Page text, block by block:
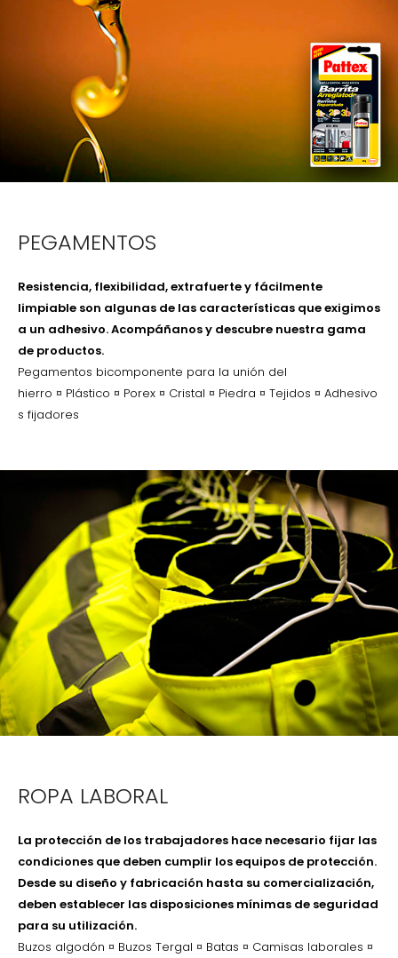
PEGAMENTOS
Resistencia, flexibilidad, extrafuerte y fácilmente
limpiable son algunas de las características que exigimos
a un adhesivo.Acompáñanosy descubre nuestra gama
de productos.
Pegamentos bicomponente para la unión del
hierro ¤ Plástico ¤ Porex ¤ Cristal ¤ Piedra ¤ Tejidos ¤ Adhesivo
s fijadores
ROPA LABORAL
La protección de los trabajadores hace necesario fijar las
condiciones que deben cumplir los equipos de protección.
Desde su diseño y fabricación hasta su comercialización,
deben establecer las disposiciones mínimas de seguridad
para su utilización.
Buzos algodón ¤ Buzos Tergal ¤ Batas ¤ Camisas laborales ¤